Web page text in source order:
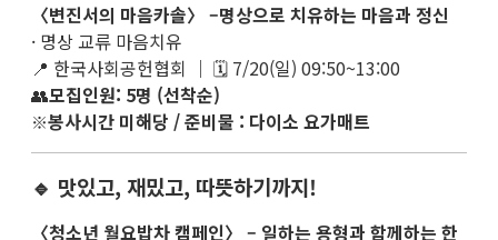
〈변진서의 마음카솔〉 –명상으로 치유하는 마음과 정신
· 명상 교류 마음치유
📍 한국사회공헌협회 ｜ 🗓 7/20(일) 09:50~13:00
👥모집인원: 5명 (선착순)
※봉사시간 미해당 / 준비물 : 다이소 요가매트
🔹 맛있고, 재밌고, 따뜻하기까지!
〈청소년 월요밥차 캠페인〉 – 일하는 용형과 함께하는 한